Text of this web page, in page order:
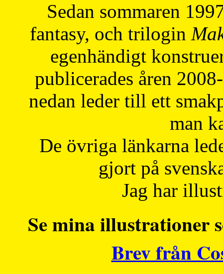
Sedan sommaren
fantasy, och trilogin
egenhändigt
publicerades åren
nedan leder till ett
man
De övriga länkarna
gjort på
Jag har
Se mina illustrationer
Brev från